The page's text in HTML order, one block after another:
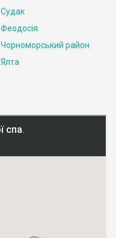
Судак
Феодосія
Чорноморський район
Ялта